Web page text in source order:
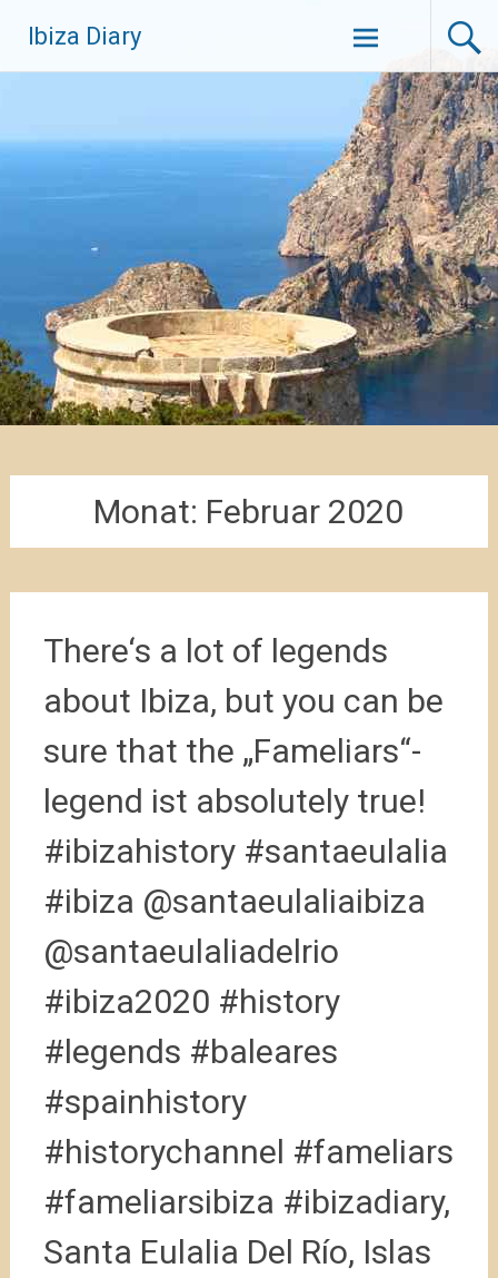
Inhalt
springen
Ibiza Diary
Monat: Februar 2020
There‘s a lot of legends
about Ibiza, but you can be
sure that the „Fameliars“-
legend ist absolutely true!
#ibizahistory #santaeulalia
#ibiza @santaeulaliaibiza
@santaeulaliadelrio
#ibiza2020 #history
#legends #baleares
#spainhistory
#historychannel #fameliars
#fameliarsibiza #ibizadiary,
Santa Eulalia Del Río, Islas